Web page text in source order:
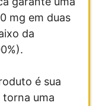
mg em duas
da
é sua
torna uma